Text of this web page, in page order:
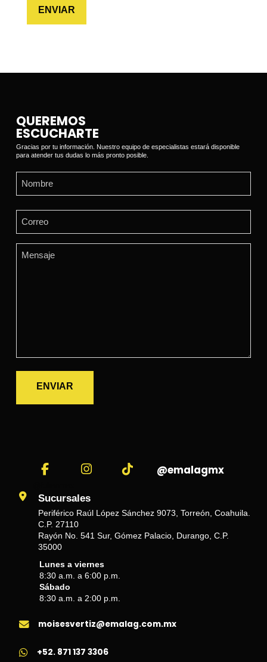
QUEREMOS
ESCUCHARTE
Gracias por tu información. Nuestro equipo de especialistas estará disponible
para atender tus dudas lo más pronto posible.
Email
(Required)
Comments
@emalagmx
Sucursales
Periférico Raúl López Sánchez 9073, Torreón, Coahuila.
C.P. 27110
Rayón No. 541 Sur, Gómez Palacio, Durango, C.P.
35000
Lunes a viernes
8:30 a.m. a 6:00 p.m.
Sábado
8:30 a.m. a 2:00 p.m.
moisesvertiz@emalag.com.mx
+52. 871 137 3306